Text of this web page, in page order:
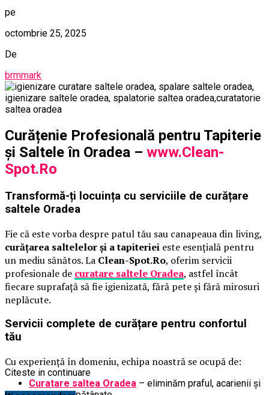
pe
octombrie 25, 2025
De
brmmark
Curățenie Profesională pentru Tapiterie
și Saltele în Oradea – www.Clean-
Spot.Ro
Transformă-ți locuința cu serviciile de curățare
saltele Oradea
Fie că este vorba despre patul tău sau canapeaua din living,
curățarea saltelelor și a tapiteriei este esențială pentru
un mediu sănătos. La Clean-Spot.Ro, oferim servicii
profesionale de curatare saltele Oradea, astfel încât
fiecare suprafață să fie igienizată, fără pete și fără mirosuri
neplăcute.
Servicii complete de curățare pentru confortul
tău
Cu experiență în domeniu, echipa noastră se ocupă de:
Curatare saltea Oradea – eliminăm praful, acarienii și
Citeste in continuare